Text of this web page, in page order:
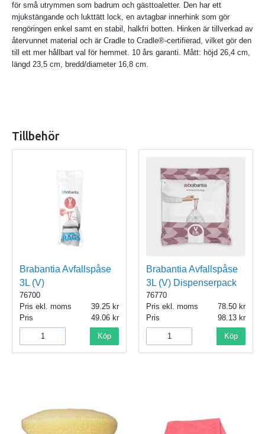
för små utrymmen som badrum och gästtoaletter. Den har ett
mjukstängande och lukt­tätt lock, en avtagbar innerhink som gör
rengöringen enkel samt en stabil, halkfri botten. Hinken är tillverkad av
återvunnet material och är Cradle to Cradle®-certifierad, vilket gör den
till ett mer hållbart val för hemmet. 10 års garanti. Mått: höjd 26,4 cm,
längd 23,5 cm, bredd/diameter 16,8 cm.
Tillbehör
Brabantia Avfallspåse
3L (V)
76700
Pris ekl. moms
39.25
Pris
49.06
Köp
Brabantia Avfallspåse
3L (V) Dispenserpack
76770
Pris ekl. moms
78.50
Pris
98.13
Köp